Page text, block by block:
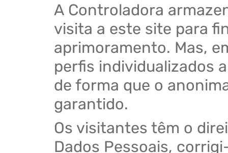
A Controladora
visita a este site para
aprimoramento. Mas,
perfis individualizados
de forma que o
garantido.
Os visitantes têm o
Dados Pessoais,